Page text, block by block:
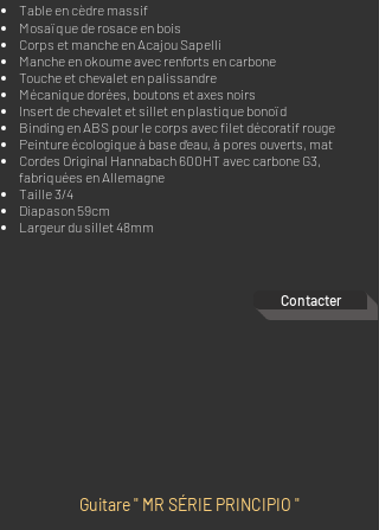
Contacter
Table en cèdre massif
Mosaïque de rosace en bois
Corps et manche en Acajou Sapelli
Manche en okoume avec renforts en carbone
Touche et chevalet en palissandre
Mécanique dorées, boutons et axes noirs
Insert de chevalet et sillet en plastique bonoïd
Binding en ABS pour le corps avec filet décoratif rouge
Peinture écologique à base d‘eau, à pores ouverts, mat
Cordes Original Hannabach 600HT avec carbone G3,
fabriquées en Allemagne
Taille 3/4
Diapason 59cm
Largeur du sillet 48mm
Guitare " MR SÉRIE PRINCIPIO "